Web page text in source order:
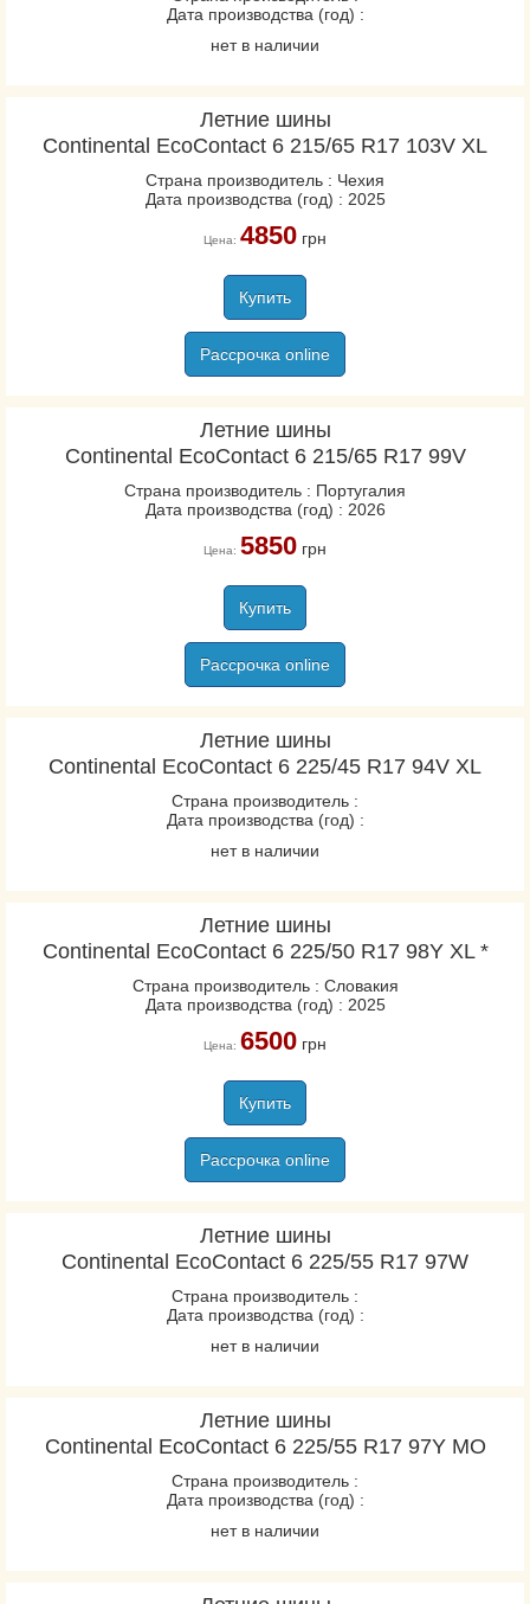
Дата производства (год) :
нет в наличии
Летние шины
Continental EcoContact 6 215/65 R17 103V XL
Страна производитель : Чехия
Дата производства (год) : 2025
Цена: 4850грн
Купить
Рассрочка online
Летние шины
Continental EcoContact 6 215/65 R17 99V
Страна производитель : Португалия
Дата производства (год) : 2026
Цена: 5850грн
Купить
Рассрочка online
Летние шины
Continental EcoContact 6 225/45 R17 94V XL
Страна производитель :
Дата производства (год) :
нет в наличии
Летние шины
Continental EcoContact 6 225/50 R17 98Y XL *
Страна производитель : Словакия
Дата производства (год) : 2025
Цена: 6500грн
Купить
Рассрочка online
Летние шины
Continental EcoContact 6 225/55 R17 97W
Страна производитель :
Дата производства (год) :
нет в наличии
Летние шины
Continental EcoContact 6 225/55 R17 97Y MO
Страна производитель :
Дата производства (год) :
нет в наличии